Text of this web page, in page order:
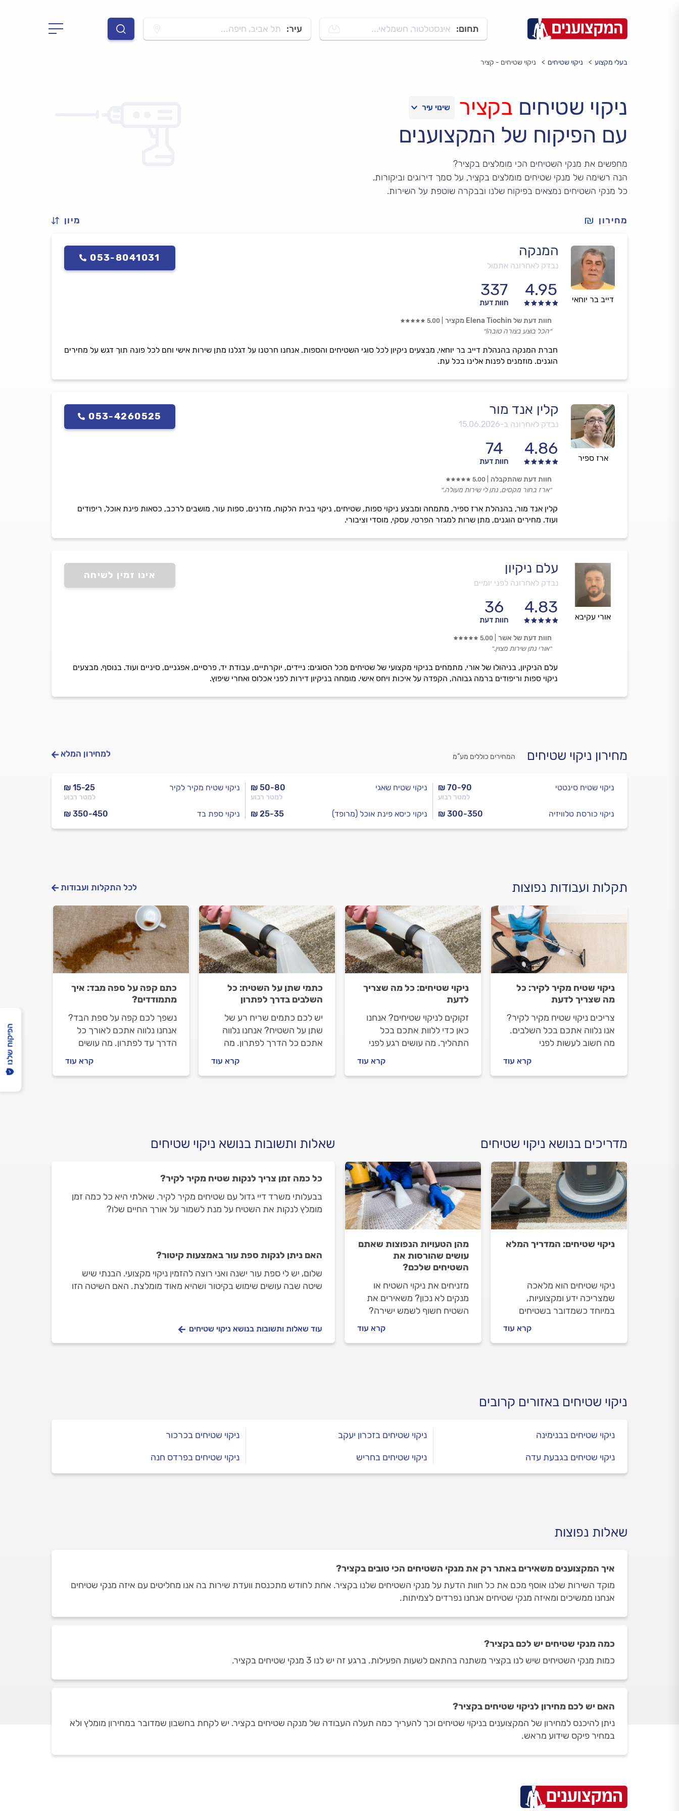
תחום: אינסטלטור, חשמלאי... עיר: תל אביב, חיפה...
בעלי מקצוע ניקוי שטיחים ניקוי שטיחים - קציר
ניקוי שטיחים בקציר
עם הפיקוח של המקצוענים
מחפשים את מנקי השטיחים הכי מומלצים בקציר?
הנה רשימה של מנקי שטיחים מומלצים בקציר, על סמך דירוגים וביקורות.
כל מנקי השטיחים נמצאים בפיקוח שלנו ובבקרה שוטפת על השירות.
מחירון מיון
דייב בר יוחאי
המנקה
נבדק לאחרונה אתמול
4.95
337
חוות דעת
053-8041031
חברת המנקה בהנהלת דייב בר יוחאי, מבצעים ניקיון לכל סוגי השטיחים והספות. אנחנו חרטנו על דגלנו מתן שירות אישי וחם לכל פונה תוך דגש על מחירים
הוגנים. מוזמנים לפנות אלינו בכל עת.
חוות דעת של Elena Tiochin מקציר 5.00
״הכל בוצע בצורה טובה!״
ארז ספיר
קלין אנד מור
נבדק לאחרונה ב-15.06.2026
4.86
74
חוות דעת
053-4260525
קלין אנד מור, בהנהלת ארז ספיר, מתמחה ומבצע ניקוי ספות, שטיחים, ניקוי בבית הלקוח, מזרנים, ספות עור, מושבים לרכב, כסאות פינת אוכל, ריפודים
ועוד. מחירים הוגנים, מתן שרות למגזר הפרטי, עסקי, מוסדי וציבורי.
חוות דעת שהתקבלה 5.00
״ארז בחור מקסים, נתן לי שירות מעולה.״
אורי עקיבא
עלם ניקיון
נבדק לאחרונה לפני יומיים
4.83
36
חוות דעת
אינו זמין לשיחה
עלם הניקיון, בניהולו של אורי, מתמחים בניקוי מקצועי של שטיחים מכל הסוגים: ניידים, יוקרתיים, עבודת יד, פרסיים, אפגניים, סיניים ועוד. בנוסף, מבצעים
ניקוי ספות וריפודים ברמה גבוהה, הקפדה על איכות ויחס אישי. מומחה בניקיון דירות לפני אכלוס ואחרי שיפוץ.
חוות דעת של אשר 5.00
״אורי נתן שירות מצוין.״
מחירון ניקוי שטיחים המחירים כוללים מע”מ למחירון המלא
₪ 70-90
למטר רבוע
ניקוי שטיח סינטטי
₪ 300-350 ניקוי כורסת טלוויזיה
₪ 50-80
למטר רבוע
ניקוי שטיח שאגי
₪ 25-35 ניקוי כיסא פינת אוכל (מרופד)
₪ 15-25
למטר רבוע
ניקוי שטיח מקיר לקיר
₪ 350-450 ניקוי ספת בד
תקלות ועבודות נפוצות לכל התקלות ועבודות
ניקוי שטיח מקיר לקיר: כל
מה שצריך לדעת
צריכים ניקוי שטיח מקיר לקיר?
אנו נלווה אתכם בכל השלבים.
מה חשוב לעשות לפני
מתנהלים מול בעל המקצוע
וכמה עולה העבודה? כל
קרא עוד
ניקוי שטיחים: כל מה שצריך
לדעת
זקוקים לניקוי שטיחים? אנחנו
כאן כדי ללוות אתכם בכל
התהליך. מה עושים רגע לפני
העבודה וכמה יעלה ניקוי
קרא עוד
כתמי שתן על השטיח: כל
השלבים בדרך לפתרון
יש לכם כתמים שריח רע של
שתן על השטיח? אנחנו נלווה
אתכם כל הדרך לפתרון. מה
שטיחים מקצועי ואיך מתנהלים
מול? כל התשובות.
קרא עוד
כתם קפה על ספה מבד: איך
מתמודדים?
נשפך לכם קפה על ספת הבד?
אנחנו נלווה אתכם לאורך כל
הדרך עד לפתרון. מה עושים
מתנהלים מול בעל המקצוע?
מתחילים.
קרא עוד
מדריכים בנושא ניקוי שטיחים
ניקוי שטיחים: המדריך המלא
ניקוי שטיחים הוא מלאכה
שמצריכה ידע ומקצועיות,
במיוחד כשמדובר בשטיחים
עבודת יד. כמובן שישנן דרכים
לניקוי השטיח באופן עצמאי, אך
ניקיון שטיחים ומקצועי ומתי
תצטרכו אותו?
קרא עוד
מהן הטעויות הנפוצות שאתם
עושים שהורסות את
השטיחים שלכם?
מזניחים את ניקוי השטיח או
מנקים לא נכון? משאירים את
השטיח חשוף לשמש ישירה?
או תוך כדי הסרת כתמים
וגורמים לעובש? הנה כל
קרא עוד
שאלות ותשובות בנושא ניקוי שטיחים
כל כמה זמן צריך לנקות שטיח מקיר לקיר?
בבעלותי משרד דיי גדול עם שטיחים מקיר לקיר. שאלתי היא כל כמה זמן
מומלץ לנקות את השטיח על מנת לשמור על אורך החיים שלו?
האם ניתן לנקות ספת עור באמצעות קיטור?
שלום, יש לי ספת עור ישנה ואני רוצה להזמין ניקוי מקצועי. הבנתי שיש
שיטה שבה עושים שימוש בקיטור ושהיא מאוד מומלצת. האם השיטה הזו
עוד שאלות ותשובות בנושא ניקוי שטיחים
ניקוי שטיחים באזורים קרובים
ניקוי שטיחים בבנימינה
ניקוי שטיחים בגבעת עדה
ניקוי שטיחים בזכרון יעקב
ניקוי שטיחים בחריש
ניקוי שטיחים בכרכור
ניקוי שטיחים בפרדס חנה
שאלות נפוצות
איך המקצוענים משאירים באתר רק את מנקי השטיחים הכי טובים בקציר?
מוקד השירות שלנו אוסף מכם את כל חוות הדעת על מנקי השטיחים שלנו בקציר. אחת לחודש מתכנסת וועדת שירות בה אנו מחליטים עם איזה מנקי שטיחים
אנחנו ממשיכים ומאיזה מנקי שטיחים אנחנו נפרדים לצמיתות.
כמה מנקי שטיחים יש לכם בקציר?
כמות מנקי השטיחים שיש לנו בקציר משתנה בהתאם לשעות הפעילות. ברגע זה יש לנו 3 מנקי שטיחים בקציר.
האם יש לכם מחירון לניקוי שטיחים בקציר?
ניתן להיכנס למחירון של המקצוענים בניקוי שטיחים וכך להעריך כמה תעלה העבודה של מנקה שטיחים בקציר. יש לקחת בחשבון שמדובר במחירון מומלץ ולא
במחיר פיקס שידוע מראש.
הפיקוח שלנו